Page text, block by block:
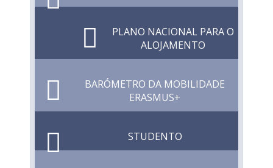
PLANO NACIONAL PARA O
ALOJAMENTO
BARÓMETRO DA MOBILIDADE
ERASMUS+
STUDENTO